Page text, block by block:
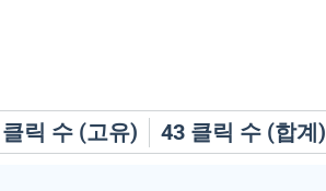
클릭 수 (고유) 43 클릭 수 (합계)